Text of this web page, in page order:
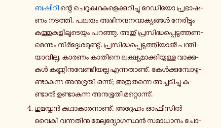
ബഷീറി ന്റെ ചെ­റു­ക­ഥ­ക­ളെ­ക്കു­റി­ച്ചു റേ­ഡി­യോ പ്ര­ഭാ­ഷ­
ണം ന­ട­ത്തി. പലരും അ­ഭി­ന­ന്ദ­ന­വാ­ക്യ­ങ്ങൾ നേ­രി­ട്ടും
ക­ത്തു­ക­ളി­ലൂ­ടെ­യും പ­റ­ഞ്ഞു. അതു് പ്ര­സി­ദ്ധ­പ്പെ­ടു­ത്ത­ണ­
മെ­ന്നും നിർ­ദ്ദേ­ശ­മു­ണ്ടു്. പ്ര­സി­ദ്ധ­പ്പെ­ടു­ത്തി­യാൽ പ­ന്തി­
യാ­വി­ല്ല. കാരണം കാ­തി­നെ ല­ക്ഷ്യ­മാ­ക്കി­യു­ള്ള വാ­ക്കു­
കൾ ക­ണ്ണി­നു­വേ­ണ്ടി­യ­ല്ല എ­ന്ന­താ­ണു്. കേൾ­ക്കു­മ്പോ­ഴു­
ണ്ടാ­കു­ന്ന അ­നു­ഭൂ­തി ഒ­ന്നു്; അ­തു­ത­ന്നെ അ­ച്ച­ടി­ച്ചു ക­
ണ്ടാൽ ഉ­ണ്ടാ­കു­ന്ന അ­നു­ഭൂ­തി മ­റ്റൊ­ന്നു്.
ഗു­മ­സ്തൻ ക­ഥാ­കാ­ര­നാ­ണു്. അ­ദ്ദേ­ഹം ഓ­ഫീ­സിൽ
വൈകി വ­ന്ന­തി­നു മേ­ലു­ദ്യോ­ഗ­സ്ഥൻ സ­മാ­ധാ­നം ചോ­